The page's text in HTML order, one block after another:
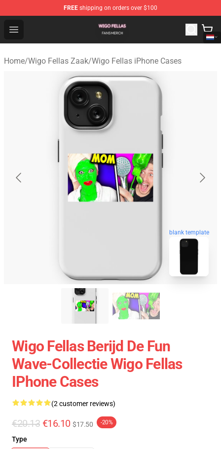
FREE shipping on orders over $100
Open menu
Wigo Fellas Shop - Official Wigo Fellas Merchandise
Home/Wigo Fellas Zaak/Wigo Fellas iPhone Cases
blank template
Wigo Fellas Berijd De Fun
Wave-Collectie Wigo Fellas
IPhone Cases
(2 customer reviews)
€20.13 €16.10 $17.50 -20%
Type